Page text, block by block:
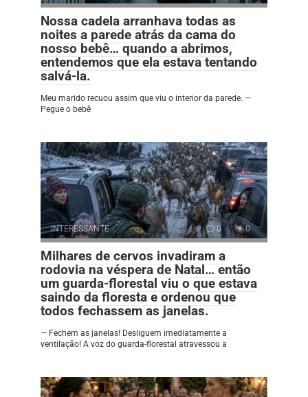
Nossa cadela arranhava todas as
noites a parede atrás da cama do
nosso bebê… quando a abrimos,
entendemos que ela estava tentando
salvá-la.
Meu marido recuou assim que viu o interior da parede. —
Pegue o bebê
INTERESSANTE 0 0
Milhares de cervos invadiram a
rodovia na véspera de Natal… então
um guarda-florestal viu o que estava
saindo da floresta e ordenou que
todos fechassem as janelas.
— Fechem as janelas! Desliguem imediatamente a
ventilação! A voz do guarda-florestal atravessou a